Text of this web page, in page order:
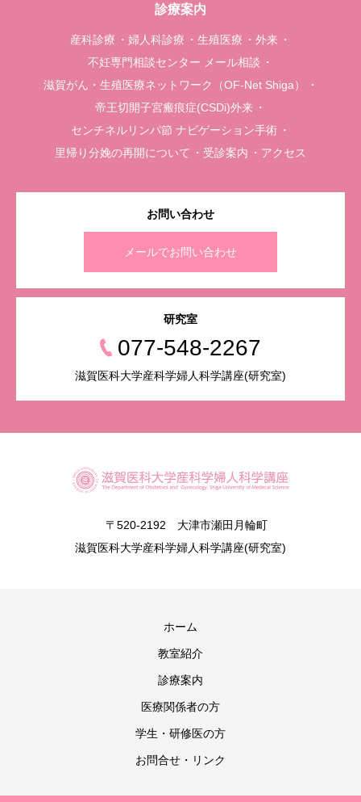
診療案内
産科診療 婦人科診療 生殖医療
外来
不妊専門相談センター メール相談
滋賀がん・生殖医療ネットワーク（OF-Net Shiga）
帝王切開子宮瘢痕症(CSDi)外来
センチネルリンパ節 ナビゲーション手術
里帰り分娩の再開について
受診案内 アクセス
お問い合わせ
メールでお問い合わせ
研究室
077-548-2267
滋賀医科大学産科学婦人科学講座(研究室)
〒520-2192 大津市瀬田月輪町
滋賀医科大学産科学婦人科学講座(研究室)
ホーム
教室紹介
診療案内
医療関係者の方
学生・研修医の方
お問合せ・リンク